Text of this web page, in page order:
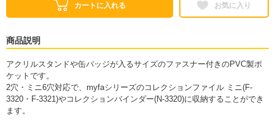
カートに入れる お気に入り
商品説明
アクリルスタンドや缶バッジが入るサイズのファスナー付きのPVC製ポ
ケットです。
2穴・ミニ6穴対応で、myfaシリーズのコレクションファイル ミニ(F-
3320・F-3321)やコレクションバインダー(N-3320)に収納することができ
ます。